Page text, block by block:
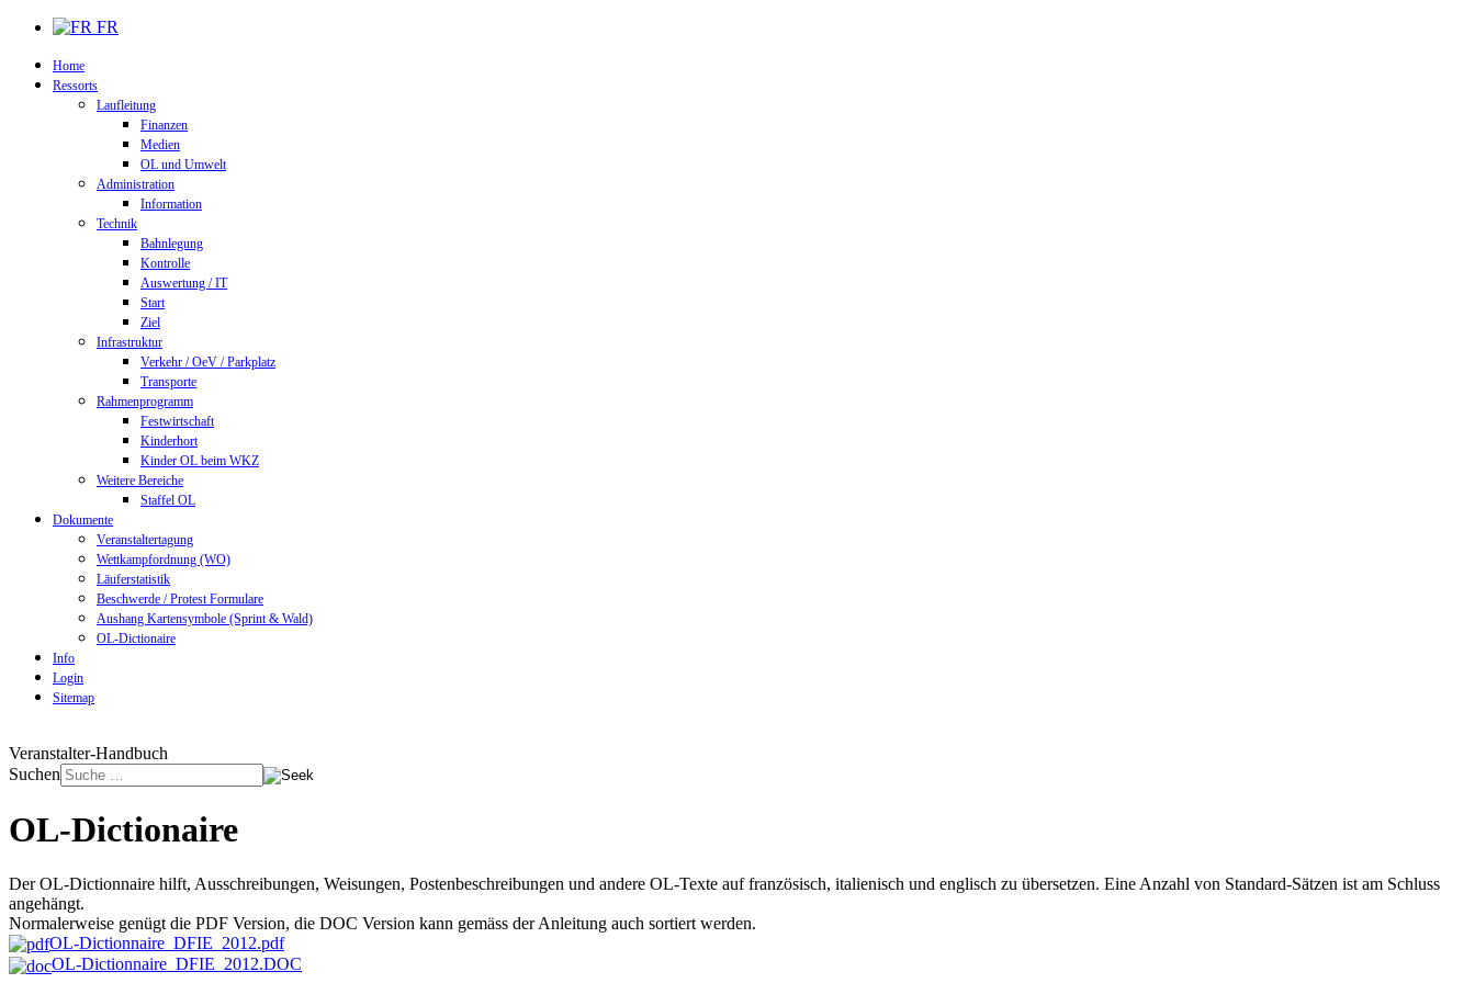
FR
Home
Ressorts
Laufleitung
Finanzen
Medien
OL und Umwelt
Administration
Information
Technik
Bahnlegung
Kontrolle
Auswertung / IT
Start
Ziel
Infrastruktur
Verkehr / OeV / Parkplatz
Transporte
Rahmenprogramm
Festwirtschaft
Kinderhort
Kinder OL beim WKZ
Weitere Bereiche
Staffel OL
Dokumente
Veranstaltertagung
Wettkampfordnung (WO)
Läuferstatistik
Beschwerde / Protest Formulare
Aushang Kartensymbole (Sprint & Wald)
OL-Dictionaire
Info
Login
Sitemap
Veranstalter-Handbuch
Suchen
OL-Dictionaire
Der OL-Dictionnaire hilft, Ausschreibungen, Weisungen, Postenbeschreibungen und andere OL-Texte auf französisch, italienisch und englisch zu übersetzen. Eine Anzahl von Standard-Sätzen ist am Schluss
angehängt.
Normalerweise genügt die PDF Version, die DOC Version kann gemäss der Anleitung auch sortiert werden.
OL-Dictionnaire_DFIE_2012.pdf
OL-Dictionnaire_DFIE_2012.DOC